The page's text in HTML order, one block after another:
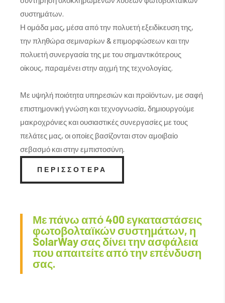
συστημάτων.
Η ομάδα μας, μέσα από την πολυετή εξειδίκευση της,
την πληθώρα σεμιναρίων & επιμορφώσεων και την
πολυετή συνεργασία της με του σημαντικότερους
οίκους, παραμένει στην αιχμή της τεχνολογίας.
Με υψηλή ποιότητα υπηρεσιών και προϊόντων, με σαφή
επιστημονική γνώση και τεχνογνωσία, δημιουργούμε
μακροχρόνιες και ουσιαστικές συνεργασίες με τους
πελάτες μας, οι οποίες βασίζονται στον αμοιβαίο
σεβασμό και στην εμπιστοσύνη.
ΠΕΡΙΣΣΟΤΕΡΑ
Με πάνω από 400 εγκαταστάσεις
φωτοβολταϊκών συστημάτων, η
SolarWay σας δίνει την ασφάλεια
που απαιτείτε από την επένδυση
σας.